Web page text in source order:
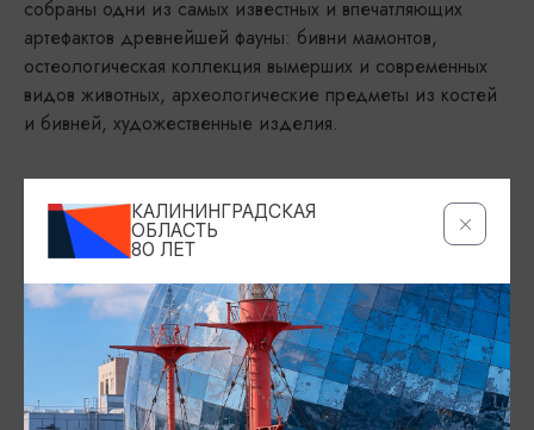
собраны одни из самых известных и впечатляющих
артефактов древнейшей фауны: бивни мамонтов,
остеологическая коллекция вымерших и современных
видов животных, археологические предметы из костей
и бивней, художественные изделия.
05.06.2025 - 26.02.2026, 10:00-19:00
МЕСТО ПРОВЕДЕНИЯ
Музей Мирового океана, наб. Петра Великого, 1, Калининград
Показать на карте
ТЕЛЕФОН
КАЛИНИНГРАДСКАЯ
ОБЛАСТЬ
80 ЛЕТ